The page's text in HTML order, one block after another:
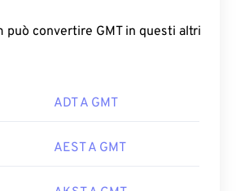
può convertire GMT in questi altri
ADT A GMT
AEST A GMT